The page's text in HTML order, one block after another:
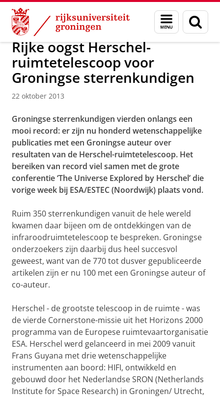
Skip
Content
Skip
Navigation
Menu
en
zoeken
Over ons Actueel Nieuws Nieuwsberichten
Rijke oogst Herschel-
ruimtetelescoop voor
Groningse sterrenkundigen
22 oktober 2013
Groningse sterrenkundigen vierden onlangs een
mooi record: er zijn nu honderd wetenschappelijke
publicaties met een Groningse auteur over
resultaten van de Herschel-ruimtetelescoop. Het
bereiken van record viel samen met de grote
conferentie ‘The Universe Explored by Herschel’ die
vorige week bij ESA/ESTEC (Noordwijk) plaats vond.
Ruim 350 sterrenkundigen vanuit de hele wereld
kwamen daar bijeen om de ontdekkingen van de
infraroodruimtetelescoop te bespreken. Groningse
onderzoekers zijn daarbij dus heel succesvol
geweest, want van de 770 tot dusver gepubliceerde
artikelen zijn er nu 100 met een Groningse auteur of
co-auteur.
Herschel - de grootste telescoop in de ruimte - was
de vierde Cornerstone-missie uit het Horizons 2000
programma van de Europese ruimtevaartorganisatie
ESA. Herschel werd gelanceerd in mei 2009 vanuit
Frans Guyana met drie wetenschappelijke
instrumenten aan boord: HIFI, ontwikkeld en
gebouwd door het Nederlandse SRON (Netherlands
Institute for Space Research) in Groningen/ Utrecht,